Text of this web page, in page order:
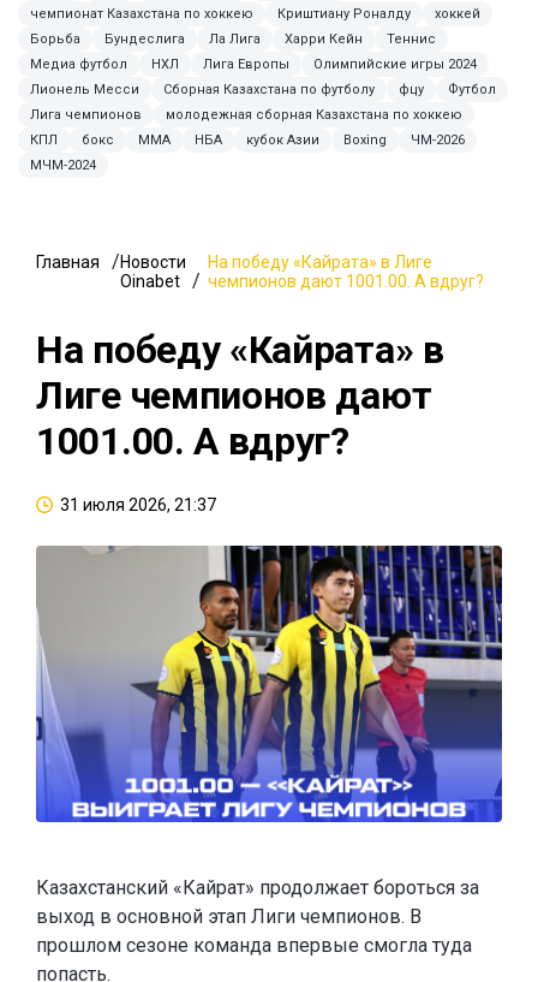
чемпионат Казахстана по хоккею
Криштиану Роналду
хоккей
Борьба
Бундеслига Ла Лига Харри Кейн
Теннис
Медиа футбол
НХЛ Лига Европы
Олимпийские игры 2024
Лионель Месси
Сборная Казахстана по футболу фцу
Футбол
Лига чемпионов
молодежная сборная Казахстана по хоккею
КПЛ
бокс MMA НБА кубок Азии Boxing
ЧМ-2026
МЧМ-2024
Главная
Новости
Oinabet
На победу «Кайрата» в Лиге
чемпионов дают 1001.00. А вдруг?
На победу «Кайрата» в
Лиге чемпионов дают
1001.00. А вдруг?
31 июля 2026, 21:37
Казахстанский «Кайрат» продолжает бороться за
выход в основной этап Лиги чемпионов. В
прошлом сезоне команда впервые смогла туда
попасть.